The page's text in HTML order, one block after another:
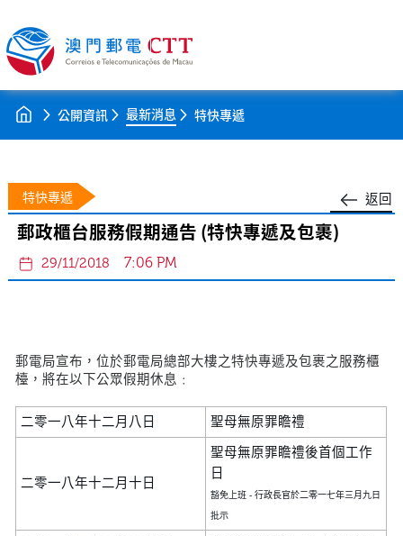
公開資訊 最新消息 特快專遞
返回
特快專遞
郵政櫃台服務假期通告 (特快專遞及包裹)
29/11/2018 7:06 PM
郵電局宣布，位於郵電局總部大樓之特快專遞及包裹之服務櫃
檯，將在以下公眾假期休息﹕
二零一八年十二月八日 聖母無原罪瞻禮
二零一八年十二月十日
聖母無原罪瞻禮後首個工作
日
豁免上班 - 行政長官於二零一七年三月九日
批示